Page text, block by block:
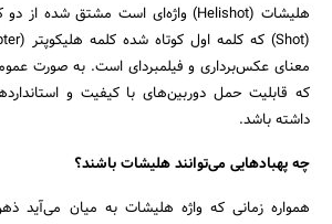
جستجو
معنای عکس‌برداری و فیلمبردای است. به صورت
که قابلیت حمل دوربین‌های با کیفیت و
داشته باشد.
چه پهبادهایی می‌توانند هلیشات باشند؟
همواره زمانی که واژه هلیشات به میان می‌آید